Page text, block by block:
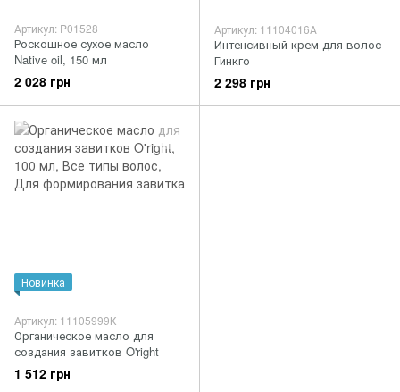
Артикул: P01528
Роскошное сухое масло
Native oil, 150 мл
2 028 грн
Артикул: 11104016А
Интенсивный крем для волос
Гинкго
2 298 грн
Новинка
Артикул: 11105999К
Органическое масло для
создания завитков O'right
1 512 грн